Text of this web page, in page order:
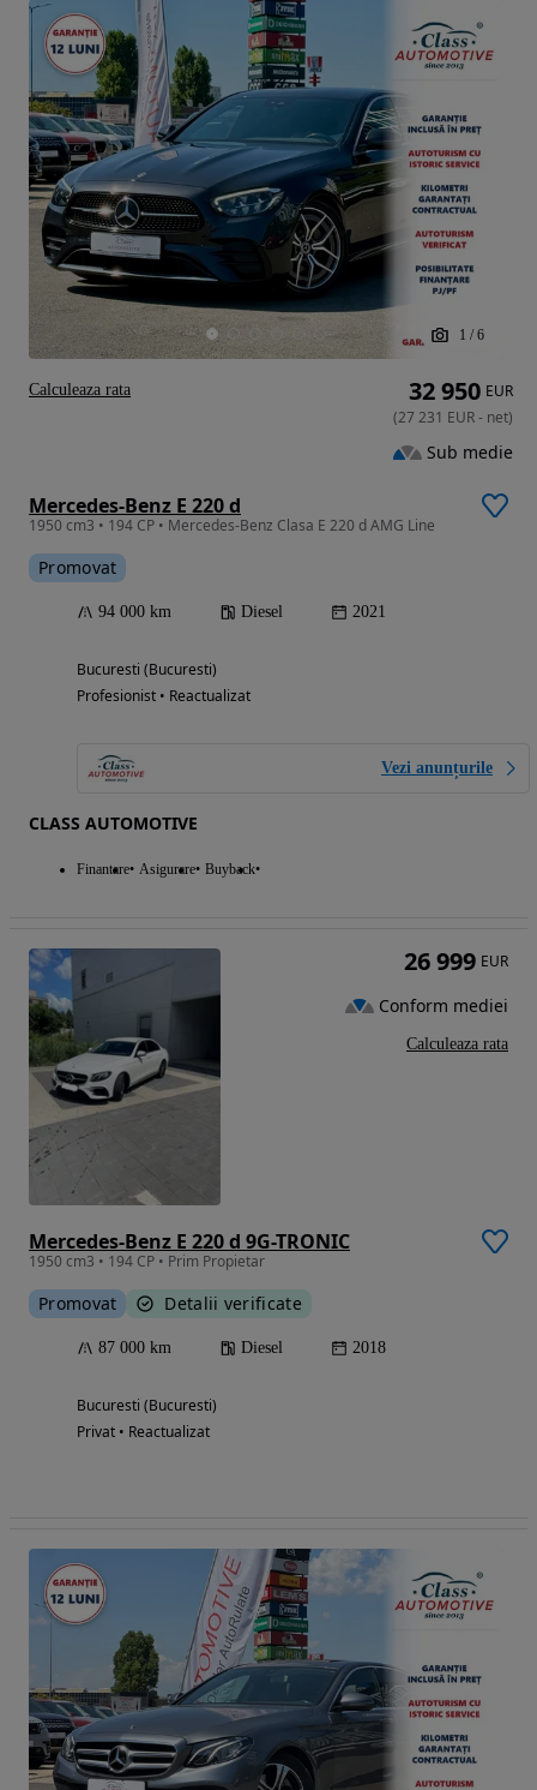
1 / 6
Mercedes-Benz E 220 d
1950 cm3 • 194 CP • Mercedes-Benz Clasa E 220 d AMG Line
Promovat
94 000 km Diesel 2021
Bucuresti (Bucuresti)
Profesionist • Reactualizat
Vezi anunțurile
CLASS AUTOMOTIVE
Finantare Asigurare Buyback
32 950 EUR
(27 231 EUR- net)
Sub medie
Calculeaza rata
Mercedes-Benz E 220 d 9G-TRONIC
1950 cm3 • 194 CP • Prim Propietar
Promovat Detalii verificate
87 000 km Diesel 2018
Bucuresti (Bucuresti)
Privat • Reactualizat
26 999 EUR
Conform mediei
Calculeaza rata